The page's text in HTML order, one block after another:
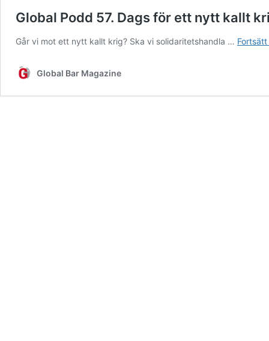
Global Podd 57. Dags för ett nytt kallt
Går vi mot ett nytt kallt krig? Ska vi solidaritetshandla … Fortsätt
Global Bar Magazine